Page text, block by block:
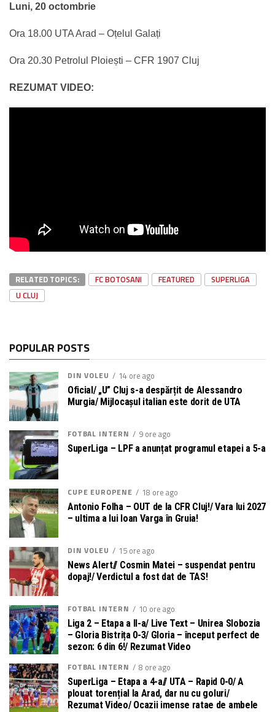
Luni, 20 octombrie
Ora 18.00 UTA Arad – Oțelul Galați
Ora 20.30 Petrolul Ploiești – CFR 1907 Cluj
REZUMAT VIDEO:
RELATED TOPICS: FC BOTOSANI FEATURED
SUPERLIGA
U CLUJ
POPULAR POSTS
DIN VOLEU 14 ore ago
Oficial/ „U” Cluj s-a despărțit de Alessandro
Murgia/ Mijlocașul italian este dorit de UTA
FOTBAL INTERN 9 ore ago
SuperLiga – LPF a anunțat programul etapei a 5-a
CUPE EUROPENE 18 ore ago
Antonio Folha – OUT de la CFR Cluj!/ Vara lui 2027
– ultima a lui Ioan Varga în Gruia!
DIN VOLEU 15 ore ago
News Alert// Cosmin Matei – suspendat pentru
dopaj!/ Verdictul a fost dat de TAS!
FOTBAL INTERN 10 ore ago
Liga 2 – Etapa a II-a/ Live Text – Unirea Slobozia
– Gloria Bistrița 0-3/ Gloria – început perfect de
sezon: 6 din 6!/ Rezumat Video
FOTBAL INTERN
8 ore ago
SuperLiga – Etapa a 4-a// UTA – Rapid 0-0/ A
plouat torențial la Arad, dar nu cu goluri/
Rezumat Video/ Ocazii imense ratae de ambele